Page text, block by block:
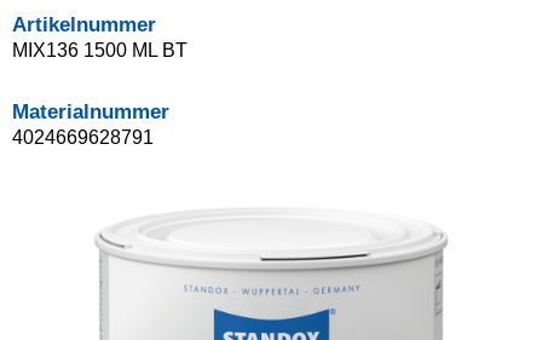
Artikelnummer
MIX136 1500 ML BT
Materialnummer
4024669628791